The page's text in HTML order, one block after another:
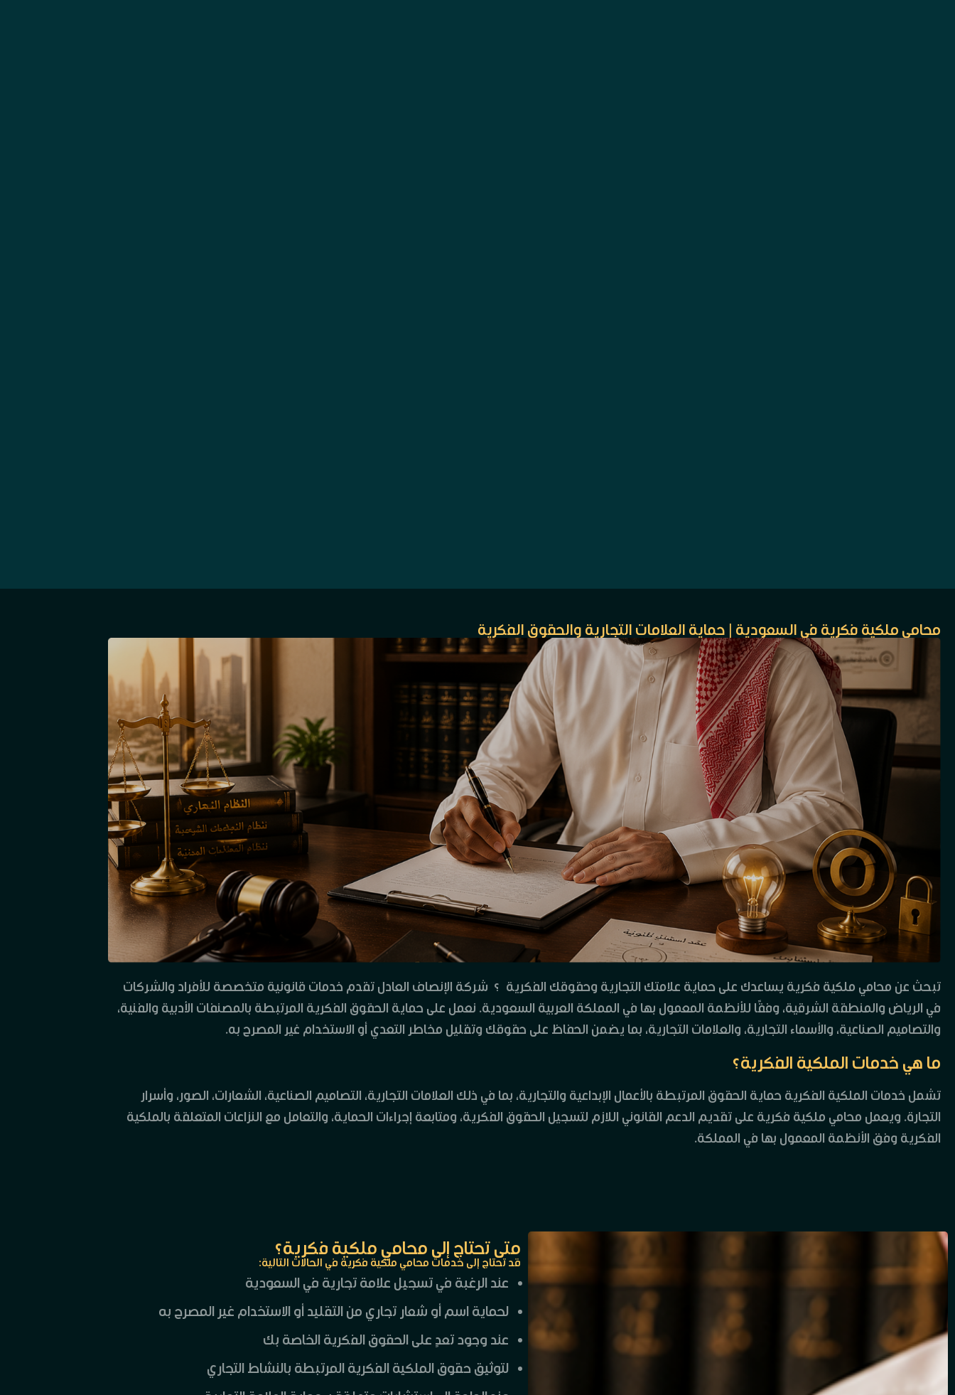
محامي ملكية فكرية في السعودية | حماية العلامات التجارية والحقوق الفكرية
تبحث عن محامي ملكية فكرية يساعدك على حماية علامتك التجارية وحقوقك الفكرية ؟ شركة الإنصاف العادل تقدم خدمات قانونية متخصصة للأفراد والشركات
في الرياض والمنطقة الشرقية، وفقًا للأنظمة المعمول بها في المملكة العربية السعودية. نعمل على حماية الحقوق الفكرية المرتبطة بالمصنفات الأدبية والفنية،
والتصاميم الصناعية، والأسماء التجارية، والعلامات التجارية، بما يضمن الحفاظ على حقوقك وتقليل مخاطر التعدي أو الاستخدام غير المصرح به.
ما هي خدمات الملكية الفكرية؟
تشمل خدمات الملكية الفكرية حماية الحقوق المرتبطة بالأعمال الإبداعية والتجارية، بما في ذلك العلامات التجارية، التصاميم الصناعية، الشعارات، الصور، وأسرار
التجارة. ويعمل محامي ملكية فكرية على تقديم الدعم القانوني اللازم لتسجيل الحقوق الفكرية، ومتابعة إجراءات الحماية، والتعامل مع النزاعات المتعلقة بالملكية
الفكرية وفق الأنظمة المعمول بها في المملكة.
متى تحتاج إلى محامي ملكية فكرية؟
قد تحتاج إلى خدمات محامي ملكية فكرية في الحالات التالية:
عند الرغبة في تسجيل علامة تجارية في السعودية
لحماية اسم أو شعار تجاري من التقليد أو الاستخدام غير المصرح به
عند وجود تعدٍ على الحقوق الفكرية الخاصة بك
لتوثيق حقوق الملكية الفكرية المرتبطة بالنشاط التجاري